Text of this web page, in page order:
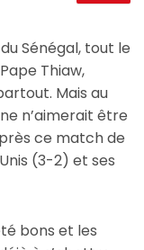
Sénégal, tout le
Thiaw,
Mais au
n’aimerait être
ce match de
(3-2) et ses
bons et les